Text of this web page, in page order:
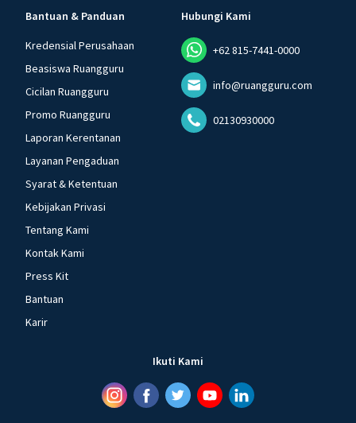
Bantuan & Panduan
Kredensial Perusahaan
Beasiswa Ruangguru
Cicilan Ruangguru
Promo Ruangguru
Laporan Kerentanan
Layanan Pengaduan
Syarat & Ketentuan
Kebijakan Privasi
Tentang Kami
Kontak Kami
Press Kit
Bantuan
Karir
Hubungi Kami
+62 815-7441-0000
info@ruangguru.com
02130930000
Ikuti Kami